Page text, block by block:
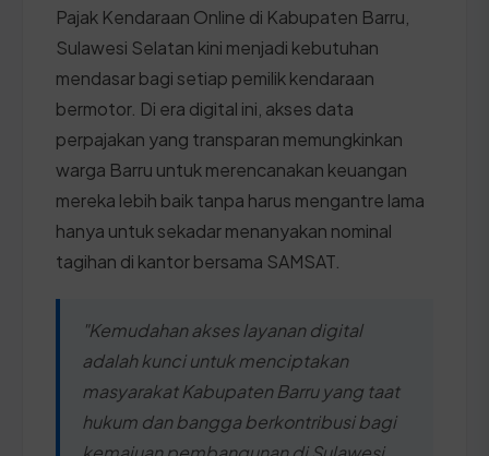
Pajak Kendaraan Online di Kabupaten Barru,
Sulawesi Selatan kini menjadi kebutuhan
mendasar bagi setiap pemilik kendaraan
bermotor. Di era digital ini, akses data
perpajakan yang transparan memungkinkan
warga Barru untuk merencanakan keuangan
mereka lebih baik tanpa harus mengantre lama
hanya untuk sekadar menanyakan nominal
tagihan di kantor bersama SAMSAT.
"Kemudahan akses layanan digital
adalah kunci untuk menciptakan
masyarakat Kabupaten Barru yang taat
hukum dan bangga berkontribusi bagi